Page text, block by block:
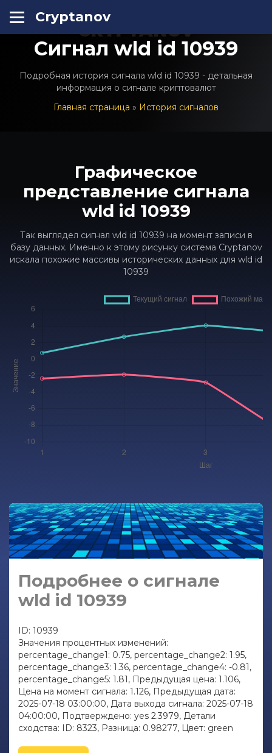
Cryptanov
CRYPTANOV
Сигнал wld id 10939
Подробная история сигнала wld id 10939 - детальная
информация о сигнале криптовалют
Главная страница » История сигналов
Графическое
представление сигнала
wld id 10939
Так выглядел сигнал wld id 10939 на момент записи в
базу данных. Именно к этому рисунку система Cryptanov
искала похожие массивы исторических данных для wld id
10939
Подробнее о сигнале
wld id 10939
ID: 10939
Значения процентных изменений:
percentage_change1: 0.75, percentage_change2: 1.95,
percentage_change3: 1.36, percentage_change4: -0.81,
percentage_change5: 1.81, Предыдущая цена: 1.106,
Цена на момент сигнала: 1.126, Предыдущая дата:
2025-07-18 03:00:00, Дата выхода сигнала: 2025-07-18
04:00:00, Подтверждено: yes 2.3979, Детали
сходства: ID: 8323, Разница: 0.98277, Цвет: green